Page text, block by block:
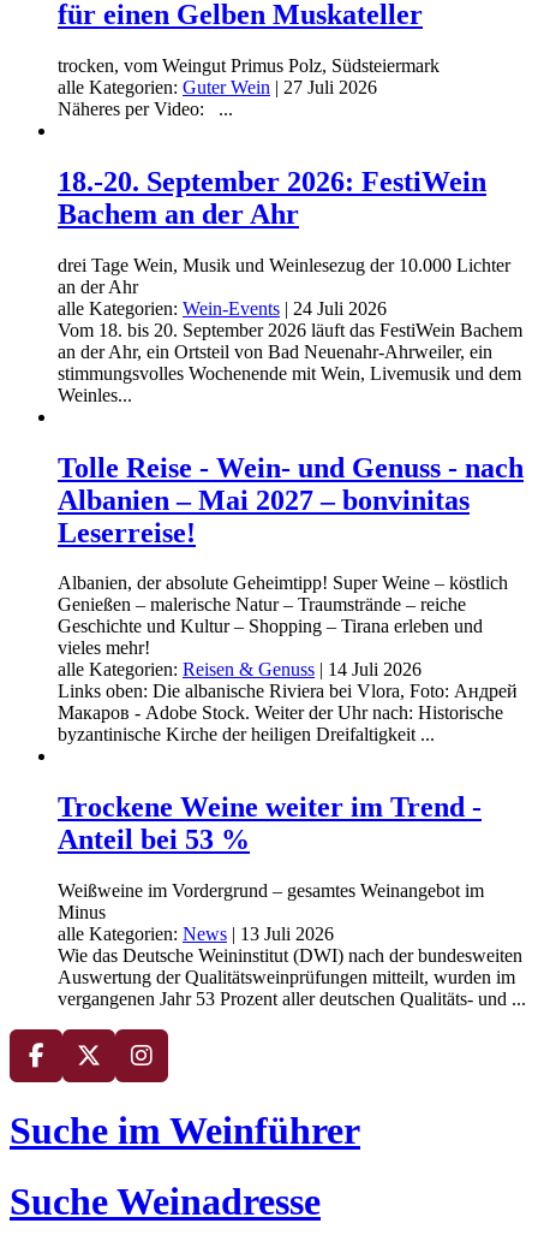
für einen Gelben Muskateller
trocken, vom Weingut Primus Polz, Südsteiermark
alle Kategorien: Guter Wein | 27 Juli 2026
Näheres per Video: ...
18.-20. September 2026: FestiWein
Bachem an der Ahr
drei Tage Wein, Musik und Weinlesezug der 10.000 Lichter
an der Ahr
alle Kategorien: Wein-Events | 24 Juli 2026
Vom 18. bis 20. September 2026 läuft das FestiWein Bachem
an der Ahr, ein Ortsteil von Bad Neuenahr-Ahrweiler, ein
stimmungsvolles Wochenende mit Wein, Livemusik und dem
Weinles...
Tolle Reise - Wein- und Genuss - nach
Albanien – Mai 2027 – bonvinitas
Leserreise!
Albanien, der absolute Geheimtipp! Super Weine – köstlich
Genießen – malerische Natur – Traumstrände – reiche
Geschichte und Kultur – Shopping – Tirana erleben und
vieles mehr!
alle Kategorien: Reisen & Genuss
14 Juli 2026
Links oben: Die albanische Riviera bei Vlora, Foto: Андрей
Макаров - Adobe Stock. Weiter der Uhr nach: Historische
byzantinische Kirche der heiligen Dreifaltigkeit ...
Trockene Weine weiter im Trend -
Anteil bei 53 %
Weißweine im Vordergrund – gesamtes Weinangebot im
Minus
alle Kategorien: News | 13 Juli 2026
Wie das Deutsche Weininstitut (DWI) nach der bundesweiten
Auswertung der Qualitätsweinprüfungen mitteilt, wurden im
vergangenen Jahr 53 Prozent aller deutschen Qualitäts- und ...
Suche im Weinführer
Suche Weinadresse